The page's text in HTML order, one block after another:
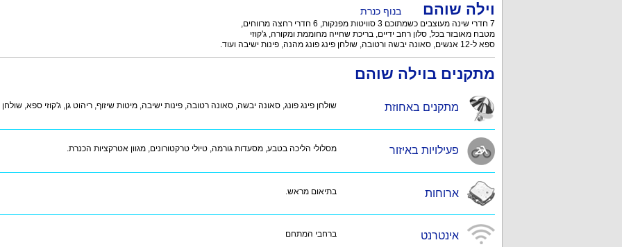
וילה שוהם בנוף כנרת
7 חדרי שינה מעוצבים כשמתוכם 3 סוויטות מפנקות, 6 חדרי רחצה מרווחים,
מטבח מאובזר בכל, סלון רחב ידיים, בריכת שחייה מחוממת ומקורה, ג'קוזי
ספא ל-12 אנשים, סאונה יבשה ורטובה, שולחן פינג פונג מהנה, פינות ישיבה ועוד.
מתקנים בוילה שוהם
מתקנים באחוזת שולחן פינג פונג, סאונה יבשה, סאונה רטובה, פינות ישיבה, מיטות שיזוף, ריהוט גן, ג'קוזי ספא, שולחן
פעילויות באיזור מסלולי הליכה בטבע, מסעדות גורמה, טיולי טרקטורונים, מגוון אטרקציות הכנרת.
ארוחות בתיאום מראש.
אינטרנט ברחבי המתחם